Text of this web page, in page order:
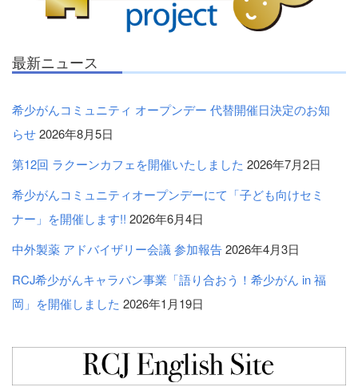
最新ニュース
希少がんコミュニティ オープンデー 代替開催日決定のお知
らせ2026年8月5日
第12回 ラクーンカフェを開催いたしました 2026年7月2日
希少がんコミュニティオープンデーにて「子ども向けセミ
ナー」を開催します!! 2026年6月4日
中外製薬 アドバイザリー会議 参加報告2026年4月3日
RCJ希少がんキャラバン事業「語り合おう！希少がん in 福
岡」を開催しました 2026年1月19日